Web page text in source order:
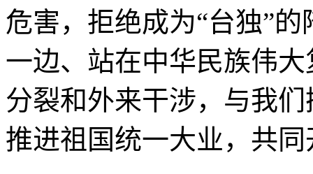
危害，拒绝成为“台独”
一边、站在中华民族伟
分裂和外来干涉，与我
推进祖国统一大业，共